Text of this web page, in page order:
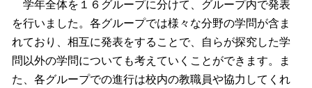
学年全体を１６グループに分けて、グループ内で発表
を行いました。各グループでは様々な分野の学問が含ま
れており、相互に発表をすることで、自らが探究した学
問以外の学問についても考えていくことができます。ま
た、各グループでの進行は校内の教職員や協力してくれ